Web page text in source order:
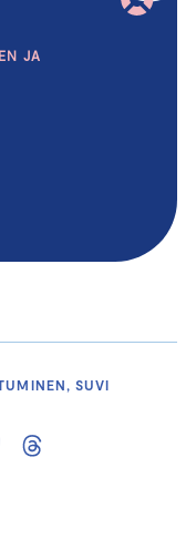
JA
SUVI